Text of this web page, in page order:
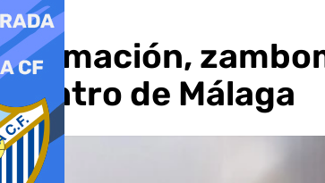
Animación,
Centro de Málaga